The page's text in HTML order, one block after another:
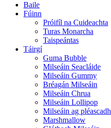
Baile
Fúinn
Próifíl na Cuideachta
Turas Monarcha
Taispeántas
Táirgí
Guma Bubble
Milseáin Seacláide
Milseáin Gummy
Bréagán Milseáin
Milseáin Chrua
Milseáin Lollipop
Milseáin ag pléascadh
Marshmallow